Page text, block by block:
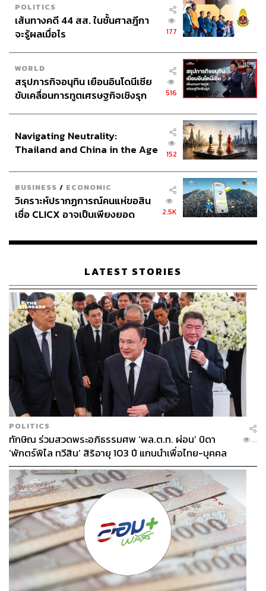
POLITICS
เส้นทางคดี 44 สส. ในชั้นศาลฎีกา
จะรู้ผลเมื่อไร
177
WORLD
สรุปภารกิจอนุทิน เยือนอินโดนีเซีย
ขับเคลื่อนการทูตเศรษฐกิจเชิงรุก
516
Navigating Neutrality:
Thailand and China in the Age
152
BUSINESS / ECONOMIC
วิเคราะห์ปรากฏการณ์คนแห่ขอสิน
เชื่อ CLICX อาจเป็นเพียงยอด
เรือนไทยที่ถูกซุกไว้
2.5K
LATEST STORIES
POLITICS
ทักษิณ ร่วมสวดพระอภิธรรมศพ ‘พล.ต.ท. ผ่อน’ บิดา
‘พักตร์พิไล ทวีสิน’ สิริอายุ 103 ปี แกนนำเพื่อไทย-บุคคล
หลากวงการร่วมอาลัย
...